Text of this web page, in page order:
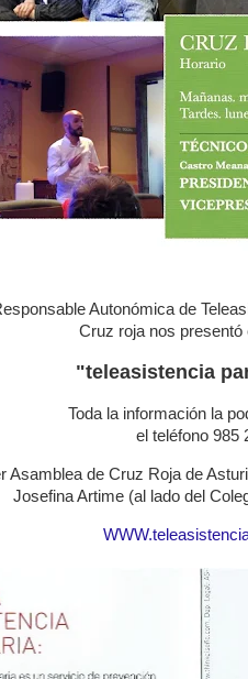
Autonómica de
Cruz roja nos presentó
"teleasistencia
Toda la información la
el teléfono 985
Asamblea de Cruz Roja de
Josefina Artime (al lado del